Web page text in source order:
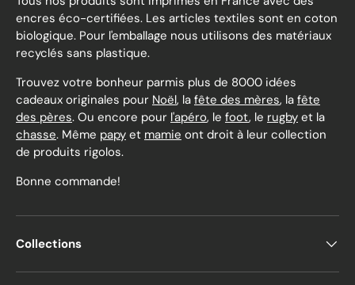
encres éco-certifiées. Les articles textiles sont en coton
biologique. Pour l'emballage nous utilisons des matériaux
recyclés sans plastique.
Trouvez votre bonheur parmis plus de 8000 idées
cadeaux originales pour Noël, la fête des mères, la fête
des pères. Ou encore pour l'apéro, le foot, le rugby et la
chasse. Même papy et mamie ont droit à leur collection
de produits rigolos.
Bonne commande!
Collections